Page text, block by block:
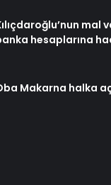
mal
hesaplarına
Makarna halka